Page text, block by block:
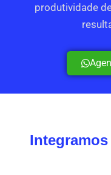
produtividade